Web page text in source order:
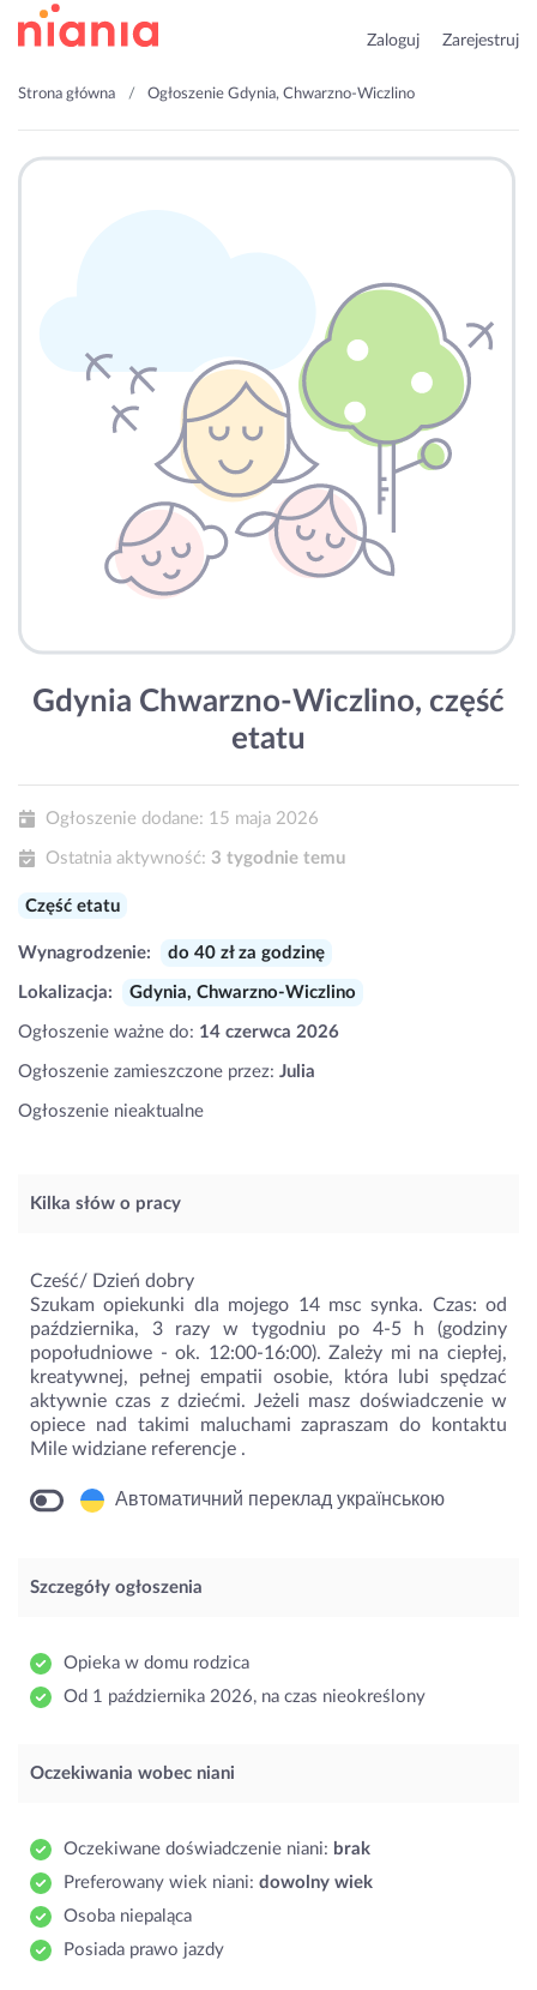
Zaloguj Zarejestruj
Strona główna Ogłoszenie Gdynia, Chwarzno-Wiczlino
Gdynia Chwarzno-Wiczlino, część
etatu
Ogłoszenie dodane: 15 maja 2026
Ostatnia aktywność: 3 tygodnie temu
Część etatu
Wynagrodzenie: do 40 zł za godzinę
Lokalizacja: Gdynia, Chwarzno-Wiczlino
Ogłoszenie ważne do: 14 czerwca 2026
Ogłoszenie zamieszczone przez: Julia
Ogłoszenie nieaktualne
Kilka słów o pracy
Cześć/ Dzień dobry
Szukam opiekunki dla mojego 14 msc synka. Czas: od
października, 3 razy w tygodniu po 4-5 h (godziny
popołudniowe - ok. 12:00-16:00). Zależy mi na ciepłej,
kreatywnej, pełnej empatii osobie, która lubi spędzać
aktywnie czas z dziećmi. Jeżeli masz doświadczenie w
opiece nad takimi maluchami zapraszam do kontaktu
Mile widziane referencje .
Автоматичний переклад українською
Szczegóły ogłoszenia
Opieka w domu rodzica
Od 1 października 2026, na czas nieokreślony
Oczekiwania wobec niani
Oczekiwane doświadczenie niani: brak
Preferowany wiek niani: dowolny wiek
Osoba niepaląca
Posiada prawo jazdy